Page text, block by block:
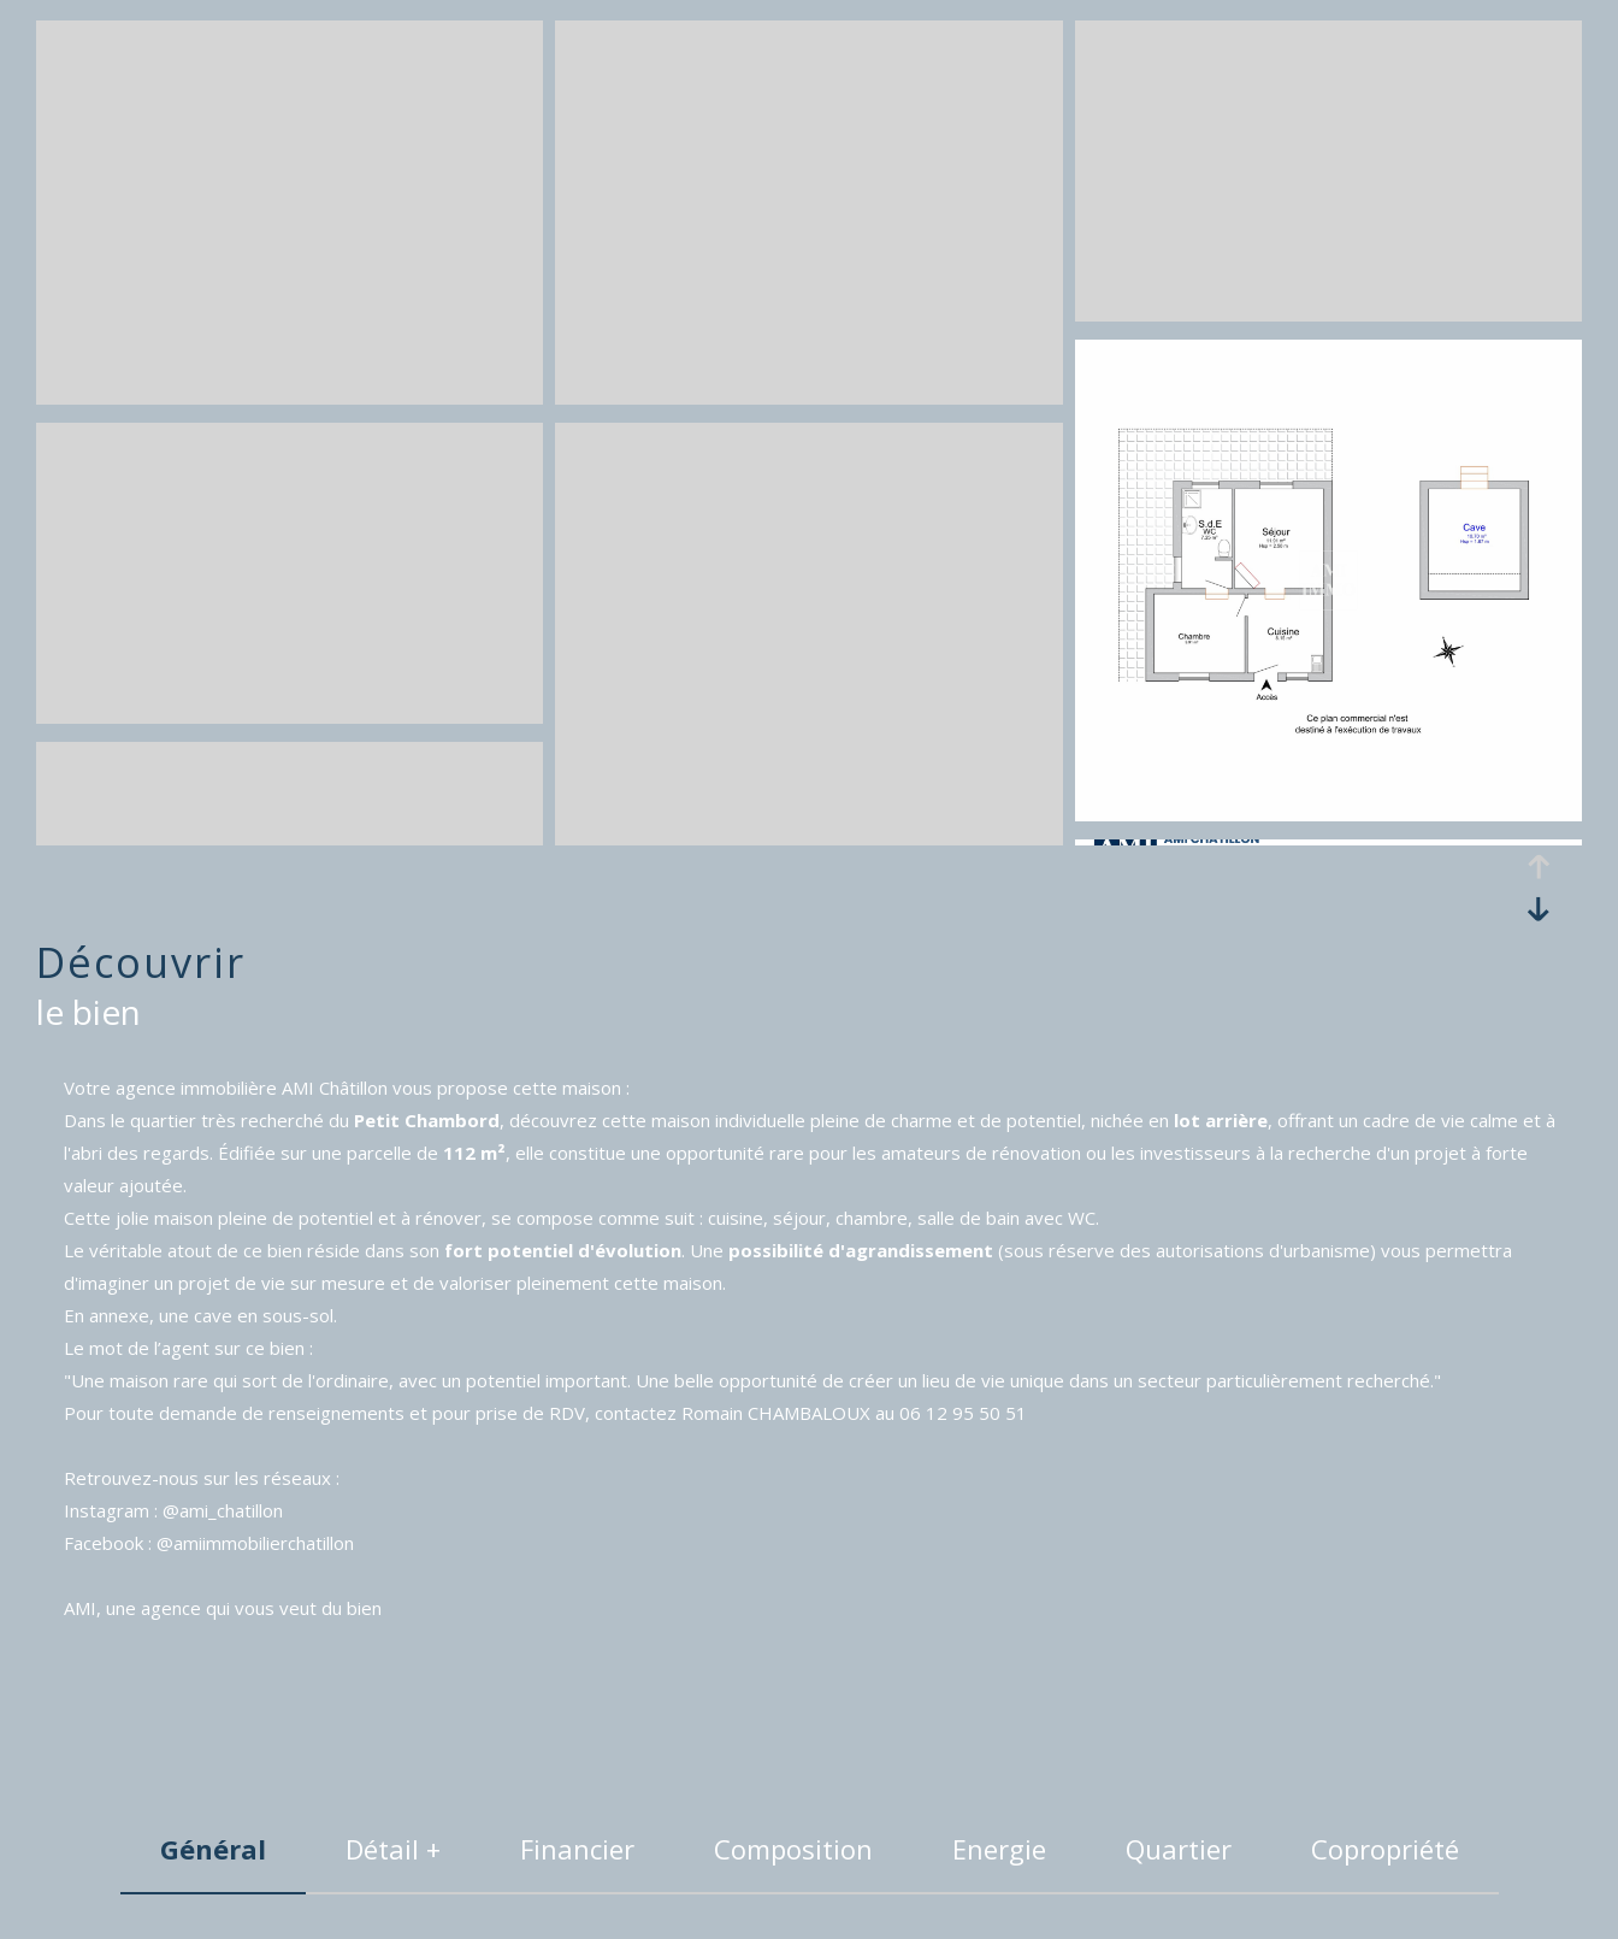
découvrir
le bien
Votre agence immobilière AMI Châtillon vous propose cette maison :
Dans le quartier très recherché du Petit Chambord, découvrez cette maison individuelle pleine de charme et de potentiel, nichée en lot arrière, offrant un cadre de vie calme et à
l'abri des regards. Édifiée sur une parcelle de 112 m², elle constitue une opportunité rare pour les amateurs de rénovation ou les investisseurs à la recherche d'un projet à forte
valeur ajoutée.
Cette jolie maison pleine de potentiel et à rénover, se compose comme suit : cuisine, séjour, chambre, salle de bain avec WC.
Le véritable atout de ce bien réside dans son fort potentiel d'évolution. Une possibilité d'agrandissement (sous réserve des autorisations d'urbanisme) vous permettra
d'imaginer un projet de vie sur mesure et de valoriser pleinement cette maison.
En annexe, une cave en sous-sol.
Le mot de l’agent sur ce bien :
"Une maison rare qui sort de l'ordinaire, avec un potentiel important. Une belle opportunité de créer un lieu de vie unique dans un secteur particulièrement recherché."
Pour toute demande de renseignements et pour prise de RDV, contactez Romain CHAMBALOUX au 06 12 95 50 51
Retrouvez-nous sur les réseaux :
Instagram : @ami_chatillon
Facebook : @amiimmobilierchatillon
AMI, une agence qui vous veut du bien
Général Détail + Financier Composition Energie Quartier Copropriété